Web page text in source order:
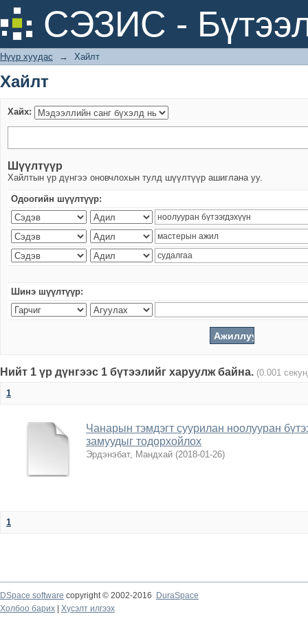
СЭЗИС -
Хайлт
Нүүр хуудас → Хайлт
Хайлт
Хайх:
Шүүлтүүр
Хайлтын үр дүнгээ оновчлохын тулд шүүлтүүр ашиглана уу.
Одоогийн шүүлтүүр:
Шинэ шүүлтүүр:
Нийт 1 үр дүнгээс 1 бүтээлийг харуулж байна. (0.001
1
Чанарын тэмдэгт суурилан ноолууран
замуудыг тодорхойлох
Эрдэнэбат, Мандхай (2018-01-26)
1
DSpace software copyright © 2002-2016
DuraSpace
Холбоо барих
Хүсэлт илгээх